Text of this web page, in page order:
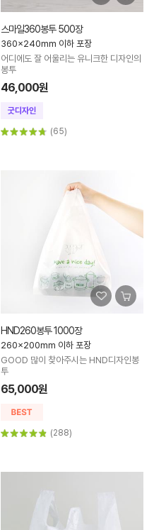
스마일360봉투 500장
360x240mm 이하 포장
어디에도 잘 어울리는 유니크한 디자인의
봉투
46,000원
(65)
HND260봉투 1000장
260x200mm 이하 포장
GOOD 많이 찾아주시는 HND디자인봉
투
65,000원
(288)